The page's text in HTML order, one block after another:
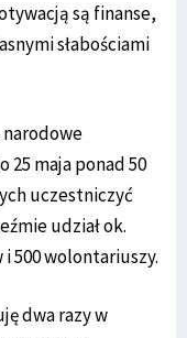
są finanse,
słabościami
25 maja ponad 50
uczestniczyć
udział ok.
500 wolontariuszy.
dwa razy w